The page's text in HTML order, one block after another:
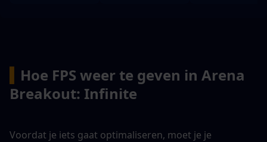
Hoe FPS weer te geven in Arena
Breakout: Infinite
Voordat je iets gaat optimaliseren, moet je je